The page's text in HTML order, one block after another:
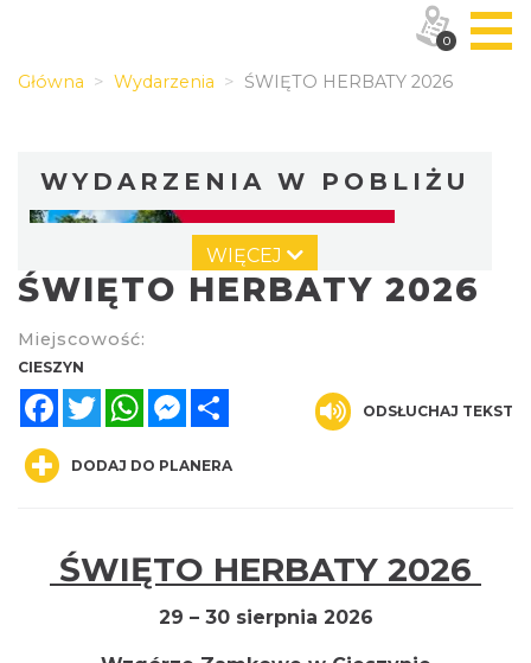
Główna Wydarzenia ŚWIĘTO HERBATY 2026
WYDARZENIA W POBLIŻU
Cieszyn
2026-08-09
0.00 km
WIĘCEJ
ŚWIĘTO HERBATY 2026
Miejscowość:
CIESZYN
FacebookTwitterWhatsAppMessenger
ODSŁUCHAJ TEKST
DODAJ DO PLANERA
ŚWIĘTO HERBATY 2026
29 – 30 sierpnia 2026
0